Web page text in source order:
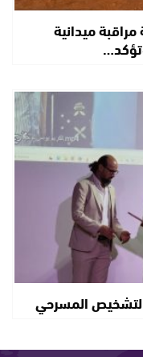
ميدانية
المسرحي